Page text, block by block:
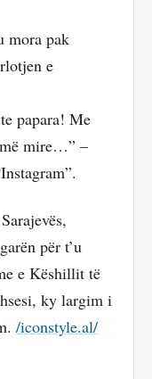
mora pak
e
papara! Me
më mire…” –
për t’u
e Këshillit të
ky largim i
/iconstyle.al/